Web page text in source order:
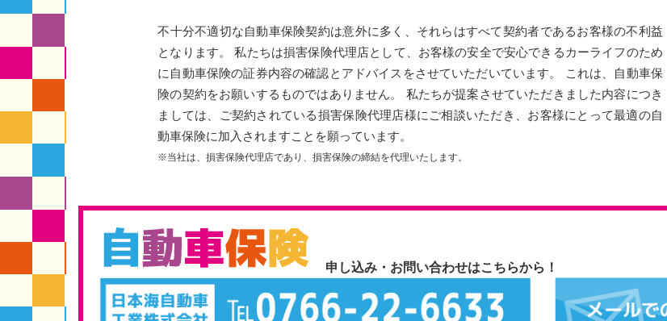
不十分不適切な自動車保険契約は意外に多く、それらはすべて契約者であるお客様の不利益
となります。 私たちは損害保険代理店として、お客様の安全で安心できるカーライフのため
に自動車保険の証券内容の確認とアドバイスをさせていただいています。 これは、自動車保
険の契約をお願いするものではありません。 私たちが提案させていただきました内容につき
ましては、ご契約されている損害保険代理店様にご相談いただき、お客様にとって最適の自
動車保険に加入されますことを願っています。
※当社は、損害保険代理店であり、損害保険の締結を代理いたします。
申し込み・お問い合わせはこちらから！